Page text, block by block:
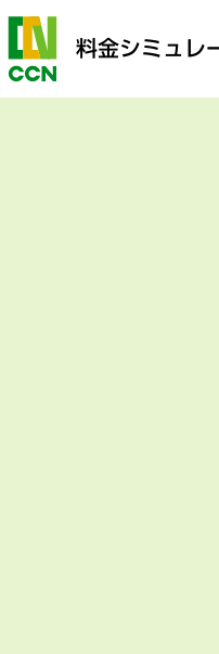
料金シミュレ